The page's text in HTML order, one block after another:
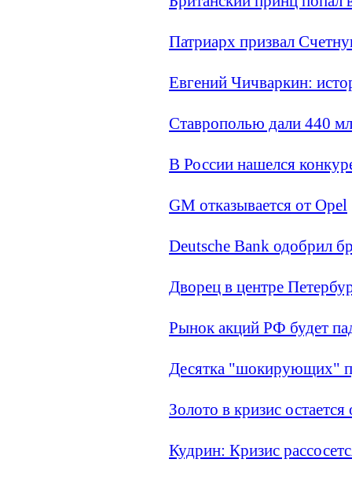
Патриарх призвал
Евгений Чичваркин:
Ставрополью дали 440
В России нашелся
GM отказывается от Opel
Deutsche Bank одобрил
Дворец в центре
Рынок акций РФ будет
Десятка "шокирующих"
Золото в кризис
Кудрин: Кризис